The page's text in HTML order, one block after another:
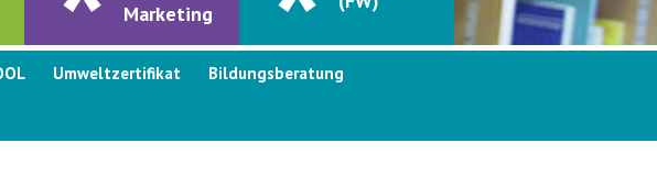
Marketing
Umweltzertifikat Bildungsberatung